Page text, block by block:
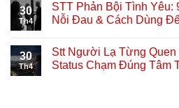
30
Th4
STT Phản Bội Tình Yêu:
Nỗi Đau & Cách Dùng
30
Th4
Stt Người Lạ Từng Quen
Status Chạm Đúng Tâm